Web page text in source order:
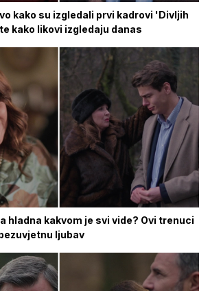
kako su izgledali prvi kadrovi 'Divljih
kako likovi izgledaju danas
hladna kakvom je svi vide? Ovi trenuci
ljubav